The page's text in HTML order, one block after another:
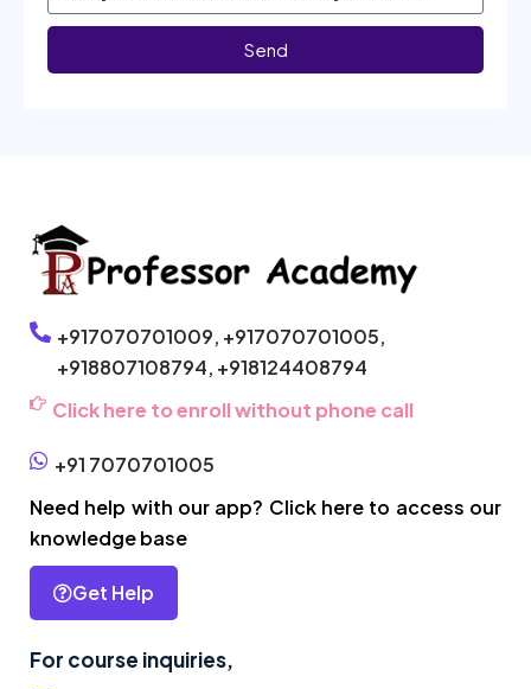
Send
+917070701009, +917070701005,
+918807108794, +918124408794
Click here to enroll without phone call
+91 7070701005
Need help with our app? Click here to access our
knowledge base
Get Help
For course inquiries,